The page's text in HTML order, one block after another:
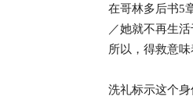
在哥林多后书5
／她就不再生
所以，得救意
洗礼标示这个